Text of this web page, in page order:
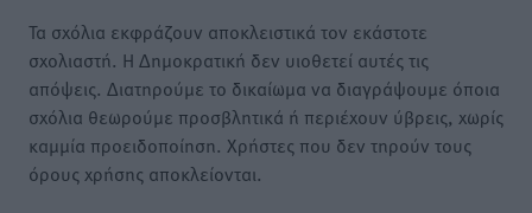
Τα σχόλια εκφράζουν αποκλειστικά τον εκάστοτε
σχολιαστή. Η Δημοκρατική δεν υιοθετεί αυτές τις
απόψεις. Διατηρούμε το δικαίωμα να διαγράψουμε όποια
σχόλια θεωρούμε προσβλητικά ή περιέχουν ύβρεις, χωρίς
καμμία προειδοποίηση. Χρήστες που δεν τηρούν τους
όρους χρήσης αποκλείονται.